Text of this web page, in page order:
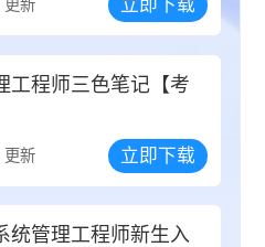
更新 立即下载
工程师三色笔记【考
更新 立即下载
统管理工程师新生入